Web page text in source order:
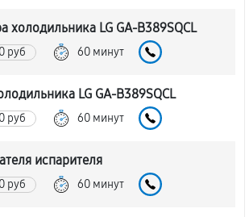
холодильника LG GA-B389SQCL
руб 60 минут
LG GA-B389SQCL
руб 60 минут
испарителя
руб 60 минут